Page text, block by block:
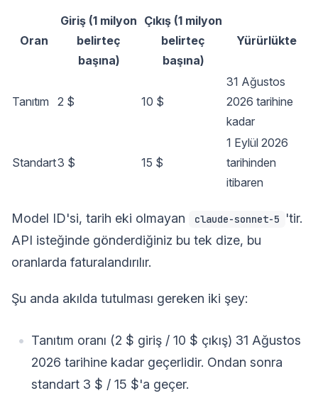
Oran
Giriş (1 milyon
belirteç
başına)
Çıkış (1 milyon
belirteç
başına)
Yürürlükte
Tanıtım 2 $ 10 $
31 Ağustos
2026 tarihine
kadar
Standart3 $ 15 $
1 Eylül 2026
tarihinden
itibaren
Model ID'si, tarih eki olmayan claude-sonnet-5
'tir.
API isteğinde gönderdiğiniz bu tek dize, bu
oranlarda faturalandırılır.
Şu anda akılda tutulması gereken iki şey:
Tanıtım oranı (2 $ giriş / 10 $ çıkış) 31 Ağustos
2026 tarihine kadar geçerlidir. Ondan sonra
standart 3 $ / 15 $'a geçer.